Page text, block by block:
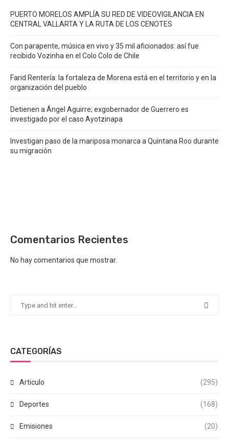
PUERTO MORELOS AMPLÍA SU RED DE VIDEOVIGILANCIA EN
CENTRAL VALLARTA Y LA RUTA DE LOS CENOTES
Con parapente, música en vivo y 35 mil aficionados: así fue
recibido Vozinha en el Colo Colo de Chile
Farid Rentería: la fortaleza de Morena está en el territorio y en la
organización del pueblo
Detienen a Ángel Aguirre; exgobernador de Guerrero es
investigado por el caso Ayotzinapa
Investigan paso de la mariposa monarca a Quintana Roo durante
su migración
Comentarios Recientes
No hay comentarios que mostrar.
CATEGORÍAS
Articulo (295)
Deportes (168)
Emisiones (20)